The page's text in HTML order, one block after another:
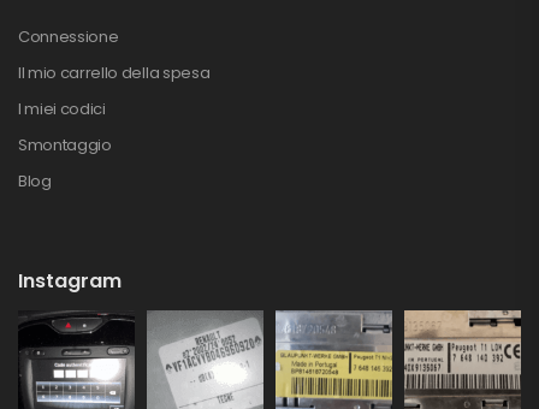
Connessione
Il mio carrello della spesa
I miei codici
Smontaggio
Blog
Instagram